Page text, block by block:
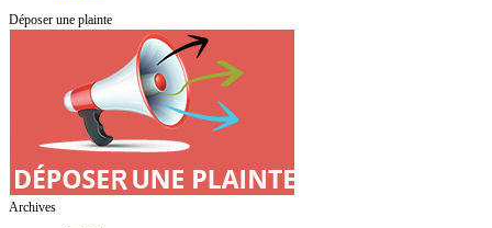
Déposer une plainte
Archives